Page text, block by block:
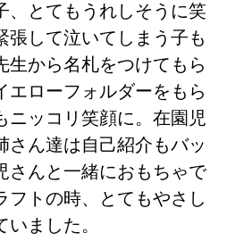
、とてもうれしそうに笑
張して泣いてしまう子も
生から名札をつけてもら
エローフォルダーをもら
ニッコリ笑顔に。在園児
さん達は自己紹介もバッ
さんと一緒におもちゃで
フトの時、とてもやさし
いました。